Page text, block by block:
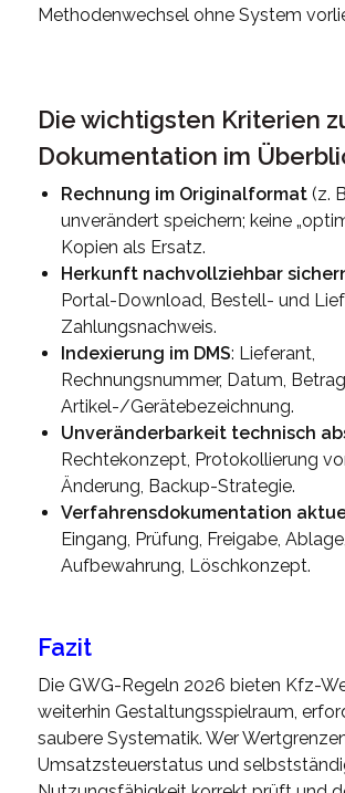
Methodenwechsel ohne System
Die wichtigsten Kriterien
Dokumentation im
Rechnung im Originalformat(z.
unverändert speichern; keine
Kopien als Ersatz.
Herkunft nachvollziehbar
Portal-Download, Bestell- und
Zahlungsnachweis.
Indexierung im DMS: Lieferant,
Rechnungsnummer, Datum,
Artikel-/Gerätebezeichnung.
Unveränderbarkeit technisch
Rechtekonzept, Protokollierung
Änderung, Backup-Strategie.
Verfahrensdokumentation
Eingang, Prüfung, Freigabe, Ablage,
Aufbewahrung, Löschkonzept.
Fazit
Die GWG-Regeln 2026 bieten Kfz-
weiterhin Gestaltungsspielraum,
saubere Systematik. Wer
Umsatzsteuerstatus und